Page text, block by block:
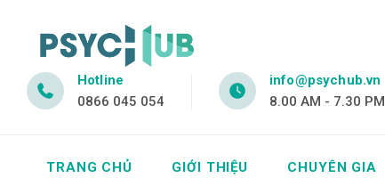
Hotline
0866 045 054
info@psychub.vn
8.00 AM - 7.30 PM
TRANG CHỦ GIỚI THIỆU CHUYÊN GIA